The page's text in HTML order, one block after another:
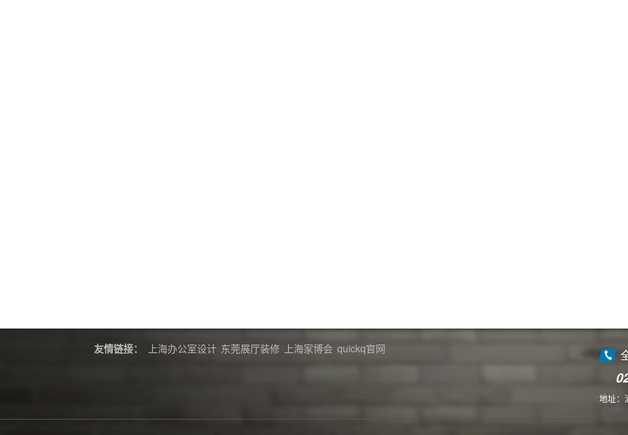
友情链接： 上海办公室设计 东莞展厅装修 上海家博会 quickq官网
地址：